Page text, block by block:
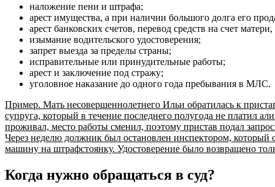
наложение пени и штрафа;
арест имущества, а при наличии большого долга его
арест банковских счетов, перевод средств на счет
изымание водительского удостоверения;
запрет выезда за пределы страны;
исправительные или принудительные работы;
арест и заключение под стражу;
уголовное наказание до одного года пребывания в МЛС.
Пример. Мать несовершеннолетнего Ильи обратилась к
супруга, который в течение последнего полугода не платил
проживал, место работы сменил, поэтому пристав подал
Через неделю должник был остановлен инспектором, который
машину на штрафстоянку. Удостоверение было возвращено
Когда нужно обращаться в суд?